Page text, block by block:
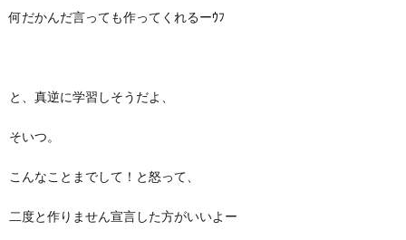
何だかんだ言っても作ってくれるーｳﾌ
と、真逆に学習しそうだよ、
そいつ。
こんなことまでして！と怒って、
二度と作りません宣言した方がいいよー